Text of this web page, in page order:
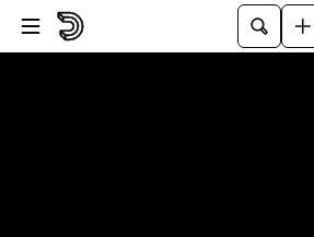
Passer au player
Passer au contenu principal